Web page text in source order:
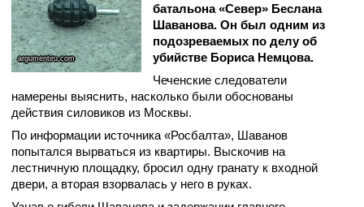
argumentiru.com
батальона «Север» Беслана
Шаванова. Он был одним из
подозреваемых по делу об
убийстве Бориса Немцова.
Чеченские следователи
намерены выяснить, насколько были обоснованы
действия силовиков из Москвы.
По информации источника «Росбалта», Шаванов
попытался вырваться из квартиры. Выскочив на
лестничную площадку, бросил одну гранату к входной
двери, а вторая взорвалась у него в руках.